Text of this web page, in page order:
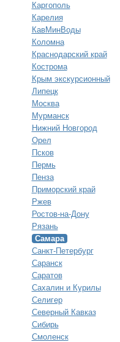
Каргополь
Карелия
КавМинВоды
Коломна
Краснодарский край
Кострома
Крым экскурсионный
Липецк
Москва
Мурманск
Нижний Новгород
Орел
Псков
Пермь
Пенза
Приморский край
Ржев
Ростов-на-Дону
Рязань
Самара
Санкт-Петербург
Саранск
Саратов
Сахалин и Курилы
Селигер
Северный Кавказ
Сибирь
Смоленск